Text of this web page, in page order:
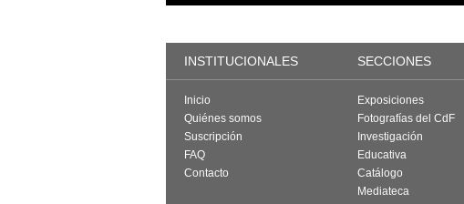
INSTITUCIONALES SECCIONES
Inicio
Quiénes somos
Suscripción
FAQ
Contacto
Exposiciones
Fotografías del CdF
Investigación
Educativa
Catálogo
Mediateca